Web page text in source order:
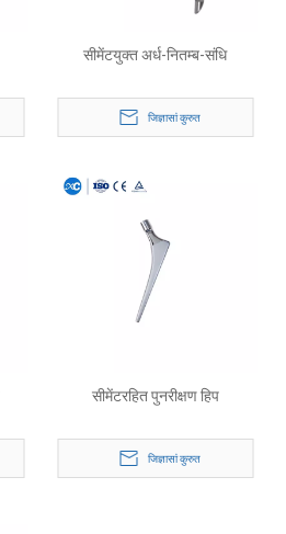
सीमेंटयुक्त अर्ध-नितम्ब-संधि
जिज्ञासां कुरुत
सीमेंटरहित पुनरीक्षण हिप
जिज्ञासां कुरुत